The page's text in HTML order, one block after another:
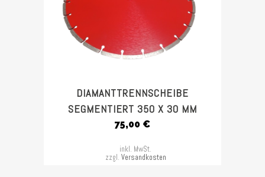
DIAMANTTRENNSCHEIBE
SEGMENTIERT 350 X 30 MM
75,00 €
inkl. MwSt.
zzgl. Versandkosten